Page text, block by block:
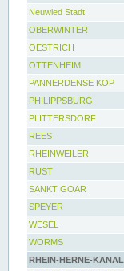
Neuwied Stadt
OBERWINTER
OESTRICH
OTTENHEIM
PANNERDENSE KOP
PHILIPPSBURG
PLITTERSDORF
REES
RHEINWEILER
RUST
SANKT GOAR
SPEYER
WESEL
WORMS
RHEIN-HERNE-KANAL